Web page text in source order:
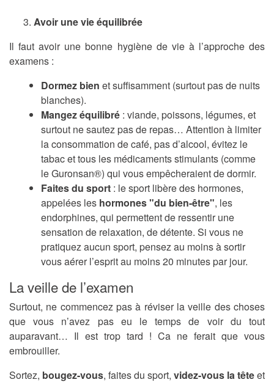
Avoir une vie équilibrée
Il faut avoir une bonne hygiène de vie à l’approche des
examens :
Dormez bien et suffisamment (surtout pas de nuits
blanches).
Mangez équilibré : viande, poissons, légumes, et
surtout ne sautez pas de repas… Attention à limiter
la consommation de café, pas d’alcool, évitez le
tabac et tous les médicaments stimulants (comme
le Guronsan®) qui vous empêcheraient de dormir.
Faites du sport : le sport libère des hormones,
appelées les hormones "du bien-être", les
endorphines, qui permettent de ressentir une
sensation de relaxation, de détente. Si vous ne
pratiquez aucun sport, pensez au moins à sortir
vous aérer l’esprit au moins 20 minutes par jour.
La veille de l’examen
Surtout, ne commencez pas à réviser la veille des choses
que vous n’avez pas eu le temps de voir du tout
auparavant… Il est trop tard ! Ca ne ferait que vous
embrouiller.
Sortez, bougez-vous, faites du sport, videz-vous la têteet